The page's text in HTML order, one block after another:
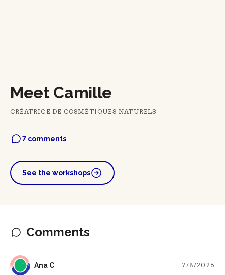
Meet Camille
CRÉATRICE DE COSMÉTIQUES NATURELS
7 comments
See the workshops
Comments
AC Ana C 7/8/2026